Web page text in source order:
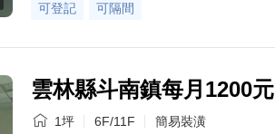
可登記 可隔間
雲林縣斗南鎮每月1200元
1坪 6F/11F
簡易裝潢